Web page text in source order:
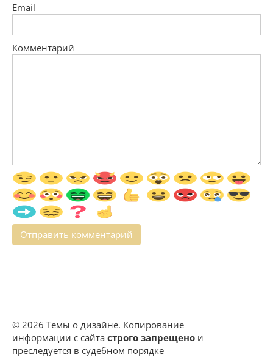
Email
Комментарий
© 2026 Темы о дизайне. Копирование
информации с сайта строго запрещено и
преследуется в судебном порядке